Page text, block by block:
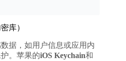
库）
据，如用户信息或应用内
。苹果的iOS Keychain和